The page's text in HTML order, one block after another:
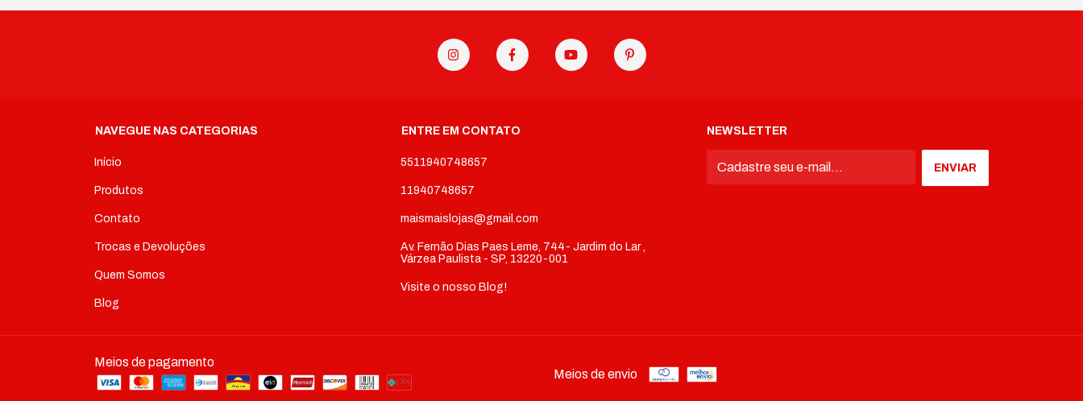
NAVEGUE NAS CATEGORIAS
Início
Produtos
Contato
Trocas e Devoluções
Quem Somos
Blog
ENTRE EM CONTATO
5511940748657
11940748657
maismaislojas@gmail.com
Av. Fernão Dias Paes Leme, 744- Jardim do Lar ,
Várzea Paulista - SP, 13220-001
Visite o nosso Blog!
NEWSLETTER
Meios de pagamento
Meios de envio